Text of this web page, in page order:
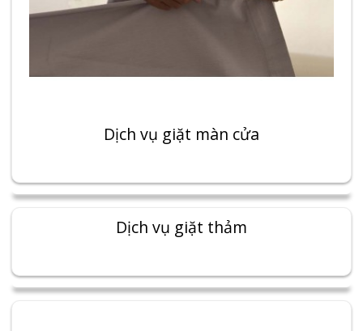
Dịch vụ giặt màn cửa
Dịch vụ giặt thảm